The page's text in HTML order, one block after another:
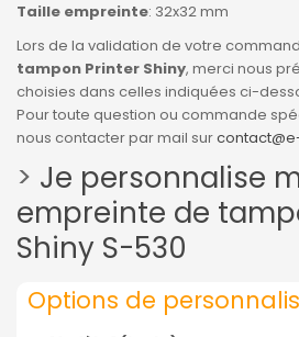
Taille empreinte: 32x32 mm
Lors de la validation de votre
tampon Printer Shiny, merci nous
choisies dans celles indiquées ci-
Pour toute question ou commande
nous contacter par mail sur
> Je personnalise
empreinte de
Shiny S-530
Options de